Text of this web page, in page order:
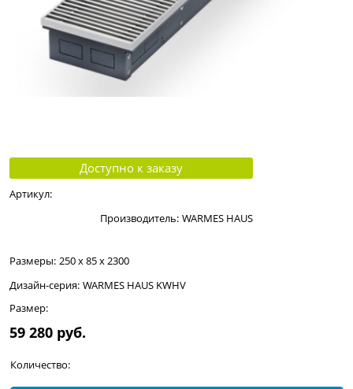
Доступно к заказу
Артикул:
Производитель: WARMES HAUS
Размеры: 250 x 85 x 2300
Дизайн-серия: WARMES HAUS KWHV
Размер:
59 280 руб.
Количество: